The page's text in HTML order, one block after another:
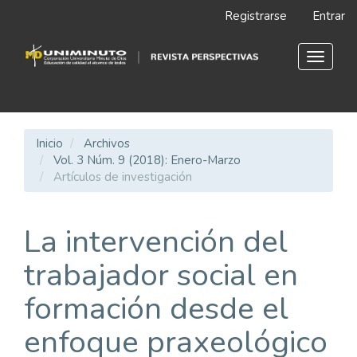
Contenido
principal
Registrarse Entrar
Toggle
Inicio
Archivos
Vol. 3 Núm. 9 (2018): Enero-Marzo
Artículos de investigación
La intervención del
trabajador social en
formación desde el
enfoque praxeológico